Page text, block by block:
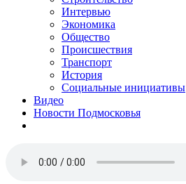
Интервью
Экономика
Общество
Происшествия
Транспорт
История
Социальные инициативы
Видео
Новости Подмосковья